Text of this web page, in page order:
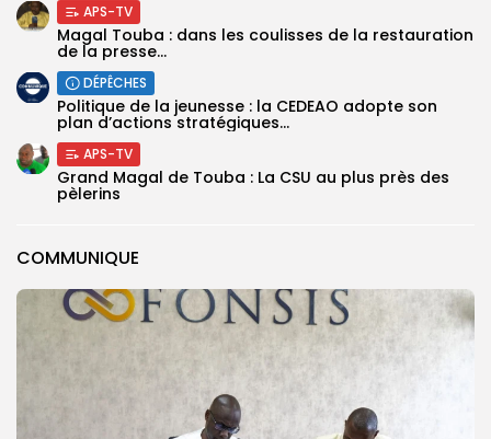
COMMUNIQUE
APS-TV
Magal Touba : dans les coulisses de la restauration
de la presse...
DÉPÊCHES
Politique de la jeunesse : la CEDEAO adopte son
plan d’actions stratégiques...
APS-TV
Grand Magal de Touba : La CSU au plus près des
pèlerins